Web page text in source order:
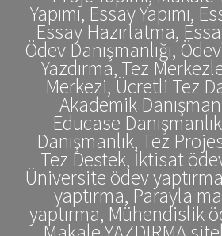
Yapımı, Essay Yapımı,
Essay Hazırlatma,
Ödev Danışmanlığı,
Yazdırma, Tez
Merkezi, Ücretli Tez
Akademik
Educase
Danışmanlık, Tez
Tez Destek, İktisat
Üniversite ödev
yaptırma, Parayla
yaptırma, Mühendislik